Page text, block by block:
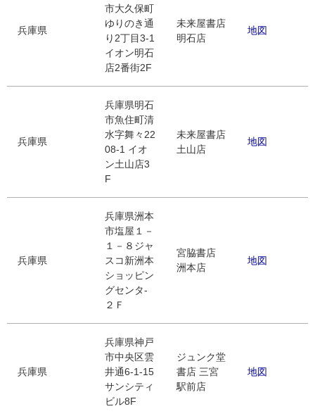
兵庫県
市大久保町
ゆりのき通
り2丁目3-1
イオン明石
店2番街2F
未来屋書店
明石店
地図
兵庫県
兵庫県明石
市魚住町清
水字舞々22
08-1 イオ
ン土山店3
F
未来屋書店
土山店
地図
兵庫県
兵庫県洲本
市塩屋１－
１－８ジャ
スコ新洲本
ショッピン
グセンタ-
２Ｆ
宮脇書店
洲本店
地図
兵庫県
兵庫県神戸
市中央区雲
井通6-1-15
サンシティ
ビル8F
ジュンク堂
書店 三宮
駅前店
地図